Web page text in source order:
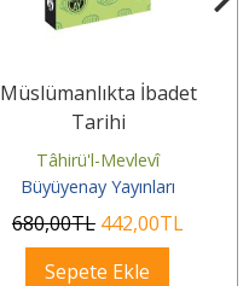
Müslümanlıkta İbadet
Tarihi
Tâhirü'l-Mevlevî
Büyüyenay Yayınları
680,00TL 442,00TL
Sepete Ekle